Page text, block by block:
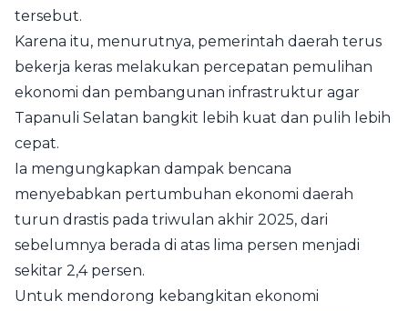
tersebut.
Karena itu, menurutnya, pemerintah daerah terus
bekerja keras melakukan percepatan pemulihan
ekonomi dan pembangunan infrastruktur agar
Tapanuli Selatan bangkit lebih kuat dan pulih lebih
cepat.
Ia mengungkapkan dampak bencana
menyebabkan pertumbuhan ekonomi daerah
turun drastis pada triwulan akhir 2025, dari
sebelumnya berada di atas lima persen menjadi
sekitar 2,4 persen.
Untuk mendorong kebangkitan ekonomi